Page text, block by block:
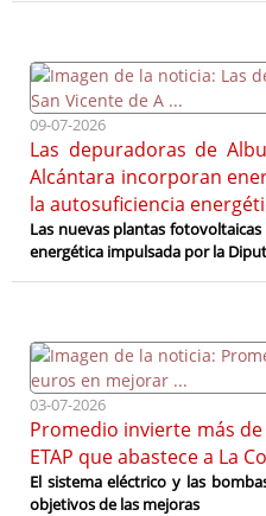
09-07-2026
Las depuradoras de
Alcántara incorporan
la autosuficiencia
Las nuevas plantas
energética impulsada por la
03-07-2026
Promedio invierte más
ETAP que abastece a La
El sistema eléctrico y las
objetivos de las mejoras